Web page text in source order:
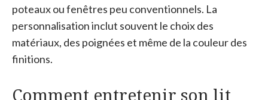
poteaux ou fenêtres peu conventionnels. La
personnalisation inclut souvent le choix des
matériaux, des poignées et même de la couleur des
finitions.
Comment entretenir son lit